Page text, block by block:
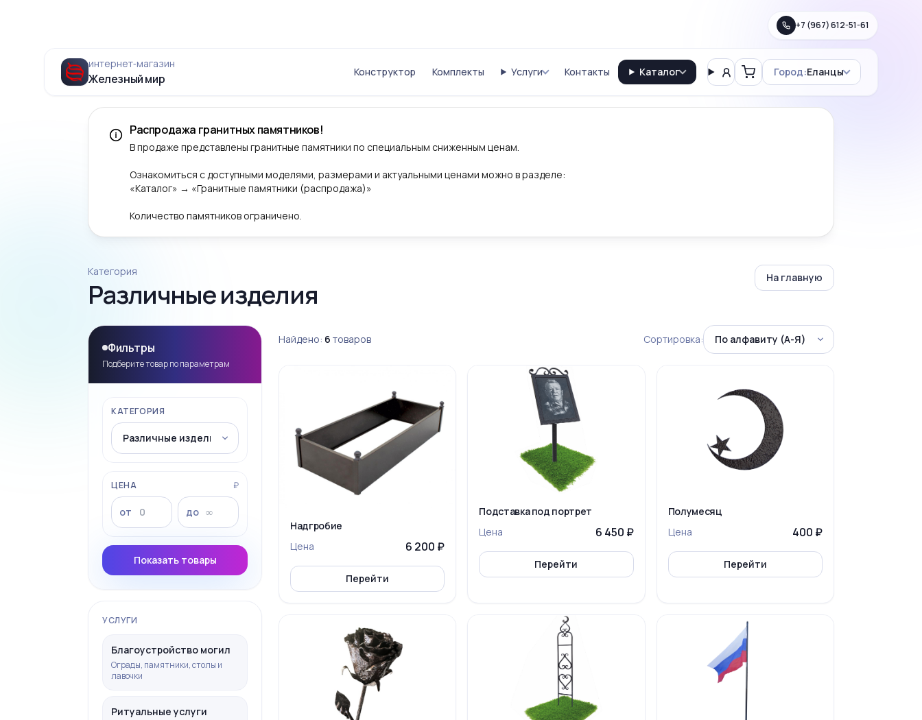
+7 (967) 612-51-61
интернет‑магазин
Железный мир Конструктор Комплекты Услуги Контакты Каталог ВходКорзинаГород:Еланцы
Распродажа гранитных памятников!
В продаже представлены гранитные памятники по специальным сниженным ценам.
Ознакомиться с доступными моделями, размерами и актуальными ценами можно в разделе:
«Каталог» → «Гранитные памятники (распродажа)»
Количество памятников ограничено.
Категория
Различные изделия
На главную
Фильтры
Подберите товар по параметрам
КАТЕГОРИЯ
ЦЕНА ₽
от до
Показать товары
УСЛУГИ
Благоустройство могил
Ограды, памятники, столы и
лавочки
Ритуальные услуги
Найдено: 6 товаров Сортировка:
Надгробие
Цена
6 200 ₽
Перейти
Подставка под портрет
Цена
6 450 ₽
Перейти
Полумесяц
Цена
400 ₽
Перейти